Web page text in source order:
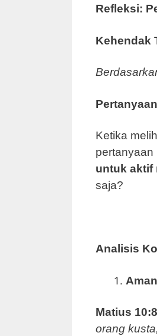
Refleksi:
Kehendak
Ketika
pertanyaan
untuk aktif
saja?
Analisis
Matius 10:8
orang